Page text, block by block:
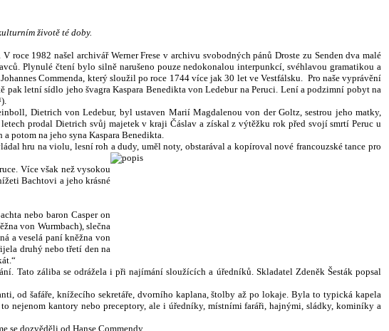
životě té doby.
1982 našel archivář Werner Frese v archivu svobodných pánů Droste zu Senden dva malé
Plynulé čtení bylo silně narušeno pouze nedokonalou interpunkcí, svéhlavou gramatikou a
Commenda, který sloužil po roce 1744 více jak 30 let ve Vestfálsku. Pro naše vyprávění
letní sídlo jeho švagra Kaspara Benedikta von Ledebur na Peruci. Lení a podzimní pobyt na
Dietrich von Ledebur, byl ustaven Marií Magdalenou von der Goltz, sestrou jeho matky,
prodal Dietrich svůj majetek v kraji Čáslav a získal z výtěžku rok před svojí smrtí Peruc u
potom na jeho syna Kaspara Benedikta.
hru na violu, lesní roh a dudy, uměl noty, obstarával a kopíroval nové francouzské tance pro
Více však než vysokou
Bachtovi a jeho krásné
nebo baron Casper on
von Wurmbach), slečna
a veselá paní kněžna von
druhý nebo třetí den na
Tato záliba se odrážela i při najímání sloužících a úředníků. Skladatel Zdeněk Šesták popsal
od šafáře, knížecího sekretáře, dvorního kaplana, štolby až po lokaje. Byla to typická kapela
nejenom kantory nebo preceptory, ale i úředníky, místními faráři, hajnými, sládky, kominíky a
se dozvěděli od Hanse Commendy.